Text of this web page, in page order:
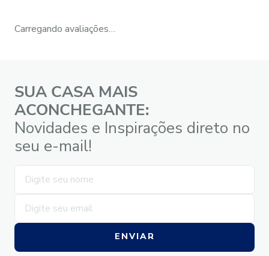
Carregando avaliações…
SUA CASA MAIS
ACONCHEGANTE:
Novidades e Inspirações direto no
seu e-mail!
ENVIAR